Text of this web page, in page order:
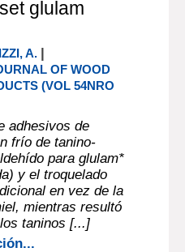
glulam
A. |
OF WOOD
(VOL 54NRO
adhesivos de
frío de tanino-
para glulam*
y el troquelado
en vez de la
mientras resultó
taninos [...]